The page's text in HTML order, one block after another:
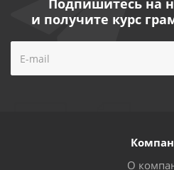
Подпишитесь на
и получите курс
О